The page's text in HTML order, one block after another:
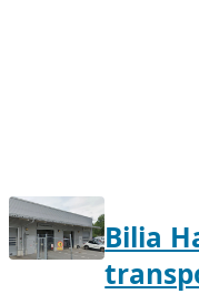
Bilia